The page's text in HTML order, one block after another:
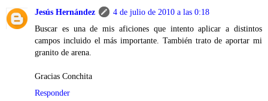
Jesús Hernández
4 de julio de 2010 a las 0:18
Buscar es una de mis aficiones que intento aplicar a distintos
campos incluido el más importante. También trato de aportar mi
granito de arena.
Gracias Conchita
Responder